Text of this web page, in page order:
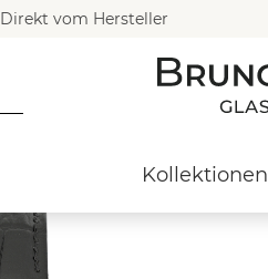
Direkt vom Hersteller
Kollektionen